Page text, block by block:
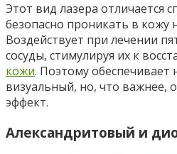
Этот вид лазера отличается
безопасно проникать в кожу
Воздействует при лечении
сосуды, стимулируя их к
кожи. Поэтому обеспечивает
визуальный, но, что важнее,
эффект.
Александритовый и